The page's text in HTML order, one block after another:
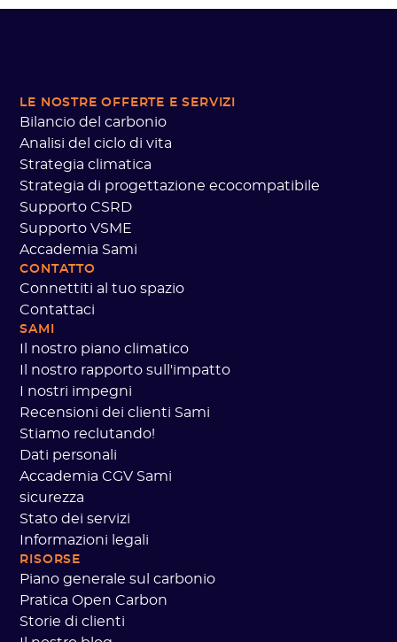
LE NOSTRE OFFERTE E SERVIZI
Bilancio del carbonio
Analisi del ciclo di vita
Strategia climatica
Strategia di progettazione ecocompatibile
Supporto CSRD
Supporto VSME
Accademia Sami
CONTATTO
Connettiti al tuo spazio
Contattaci
SAMI
Il nostro piano climatico
Il nostro rapporto sull'impatto
I nostri impegni
Recensioni dei clienti Sami
Stiamo reclutando!
Dati personali
Accademia CGV Sami
sicurezza
Stato dei servizi
Informazioni legali
RISORSE
Piano generale sul carbonio
Pratica Open Carbon
Storie di clienti
you were interested in the content of this
but we would love to be your